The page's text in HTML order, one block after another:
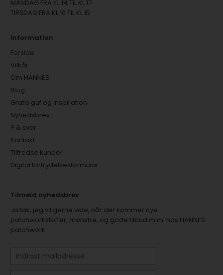
MANDAG FRA KL 14 TIL KL 17
TIRSDAG FRA KL 10 TIL KL 15
Information
Forside
Vilkår
Om HANNES
Blog
Gratis guf og inspiration
Nyhedsbrev
? & svar
Kontakt
Tilfredse kunder
Digital fortrydelsesformular
Tilmeld nyhedsbrev
Ja tak, jeg vil gerne vide, når der kommer nye
patchworkstoffer, mønstre, og gode tilbud m.m. hos HANNES
patchwork.